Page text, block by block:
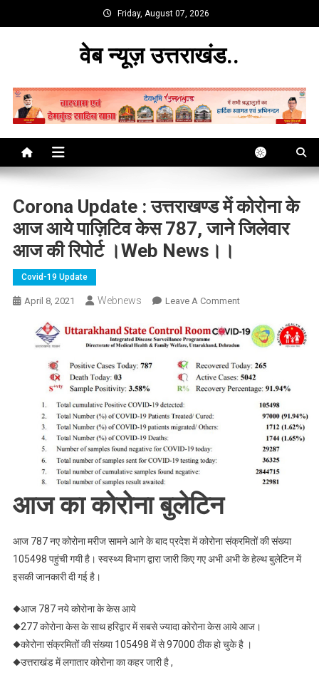
to
Friday, August 07, 2026
वेब न्यूज़ उत्तराखंड..
Corona Update : उत्तराखण्ड में कोरोना के
आज आये पाज़िटिव केस 787, जाने जिलेवार
आज की रिपोर्ट ।web News।।
Covid-19 Update
April 8, 2021 Webnews Leave A CommentOn
Update
:
उत्तराखण्ड
में
पाज़िटिव
आज
की
News।।
आज का कोरोना बुलेटिन
आज 787 नए कोरोना मरीज सामने आने के बाद प्रदेश में कोरोना संक्रमितों की संख्या
105498 पहुंची गयी है। स्वस्थ्य विभाग द्वारा जारी किए गए अभी अभी के हेल्थ बुलेटिन में
इसकी जानकारी दी गई है।
◆आज 787 नये कोरोना के केस आये
◆277 कोरोना केस के साथ हरिद्वार में सबसे ज्यादा कोरोना केस आये आज।
◆कोरोना संक्रमितों की संख्या 105498 में से 97000 ठीक हो चुके है ।
◆उत्तराखंड में लगातार कोरोना का कहर जारी है ,